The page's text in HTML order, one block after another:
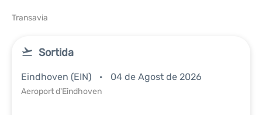
Transavia
Sortida
Eindhoven (EIN) 04 de Agost de 2026
Aeroport d'Eindhoven